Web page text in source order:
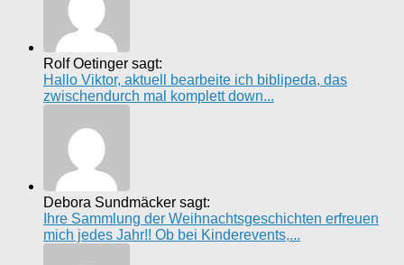
Rolf Oetinger sagt:
Hallo Viktor, aktuell bearbeite ich biblipeda, das
zwischendurch mal komplett down...
Debora Sundmäcker sagt:
Ihre Sammlung der Weihnachtsgeschichten erfreuen
mich jedes Jahr!! Ob bei Kinderevents,...